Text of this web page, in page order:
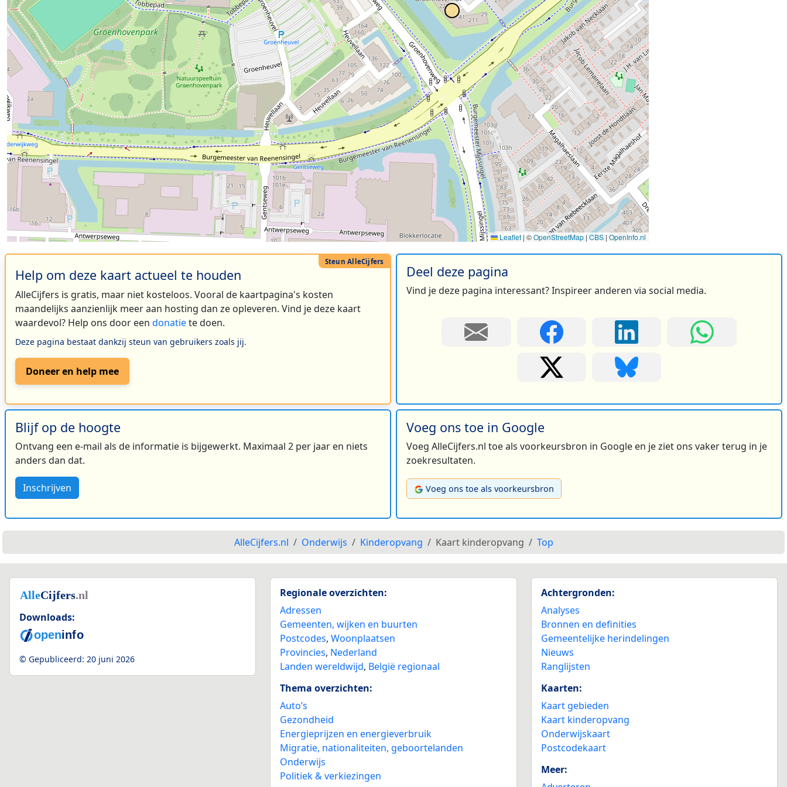
Leaflet | ©OpenStreetMap | CBS | OpenInfo.nl
Help om deze kaart actueel te houden
AlleCijfers is gratis, maar niet kosteloos. Vooral de kaartpagina's kosten
maandelijks aanzienlijk meer aan hosting dan ze opleveren. Vind je deze kaart
waardevol? Help ons door een donatiete doen.
Deze pagina bestaat dankzij steun van gebruikers zoals jij.
Doneer en help mee
Deel deze pagina
Vind je deze pagina interessant? Inspireer anderen via social media.
Blijf op de hoogte
Ontvang een e-mail als de informatie is bijgewerkt. Maximaal 2 per jaar en niets
anders dan dat.
Inschrijven
Voeg ons toe in Google
Voeg AlleCijfers.nl toe als voorkeursbron in Google en je ziet ons vaker terug in je
zoekresultaten.
Voeg ons toe als voorkeursbron
AlleCijfers.nl Onderwijs Kinderopvang Kaart kinderopvang Top
Downloads:
© Gepubliceerd: 20 juni 2026
Regionale overzichten:
Adressen
Gemeenten, wijken en buurten
Postcodes,Woonplaatsen
Provincies, Nederland
Landen wereldwijd, België regionaal
Thema overzichten:
Auto’s
Gezondheid
Energieprijzen en energieverbruik
Migratie, nationaliteiten, geboortelanden
Onderwijs
Politiek & verkiezingen
Achtergronden:
Analyses
Bronnen en definities
Gemeentelijke herindelingen
Nieuws
Ranglijsten
Kaarten:
Kaart gebieden
Kaart kinderopvang
Onderwijskaart
Postcodekaart
Meer: